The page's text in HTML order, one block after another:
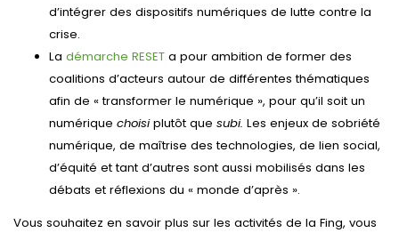
d’intégrer des dispositifs numériques de lutte contre la
crise.
La démarche RESET a pour ambition de former des
coalitions d’acteurs autour de différentes thématiques
afin de « transformer le numérique », pour qu’il soit un
numérique choisiplutôt que subi. Les enjeux de sobriété
numérique, de maîtrise des technologies, de lien social,
d’équité et tant d’autres sont aussi mobilisés dans les
débats et réflexions du « monde d’après ».
Vous souhaitez en savoir plus sur les activités de la Fing, vous